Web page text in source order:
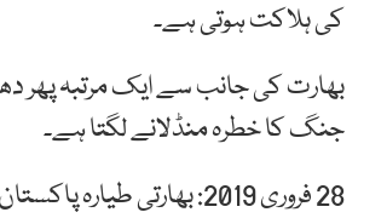
کی ہلاکت ہوتی ہے۔
بھارت کی جانب سے ایک مرتبہ پھر
جنگ کا خطرہ منڈلانے لگتا ہے۔
28 فروری 2019: بھارتی